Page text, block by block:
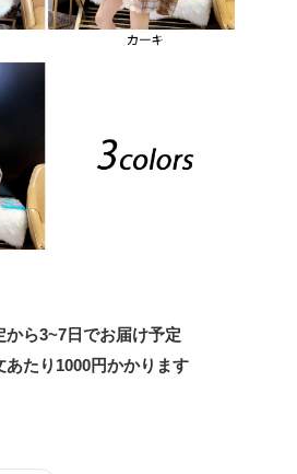
から3~7日でお届け予定
あたり 1000円かかります